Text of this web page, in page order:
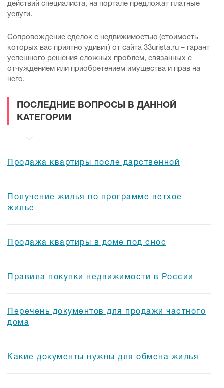
действий специалиста, на портале предложат платные
услуги.
Сопровождение сделок с недвижимостью (стоимость
которых вас приятно удивит) от сайта 33urista.ru – гарант
успешного решения сложных проблем, связанных с
отчуждением или приобретением имущества и прав на
него.
ПОСЛЕДНИЕ ВОПРОСЫ В ДАННОЙ
КАТЕГОРИИ
Продажа квартиры после дарственной
Получение жилья по программе ветхое
жилье
Продажа квартиры в доме под снос
Правила покупки недвижимости в России
Перечень документов для продажи частного
дома
Какие документы нужны для обмена жилья